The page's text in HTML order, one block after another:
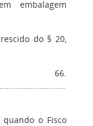
embalagem
do § 20,
o Fisco